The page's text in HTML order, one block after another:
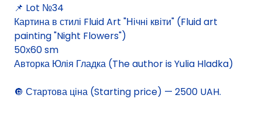
📌 Lot №34
Картина в стилі Fluid Art "Нічні квіти" (Fluid art
painting "Night Flowers")
50х60 sm
Авторка Юлія Гладка (The author is Yulia Hladka)
🔘 Стартова ціна (Starting price) — 2500 UAH.